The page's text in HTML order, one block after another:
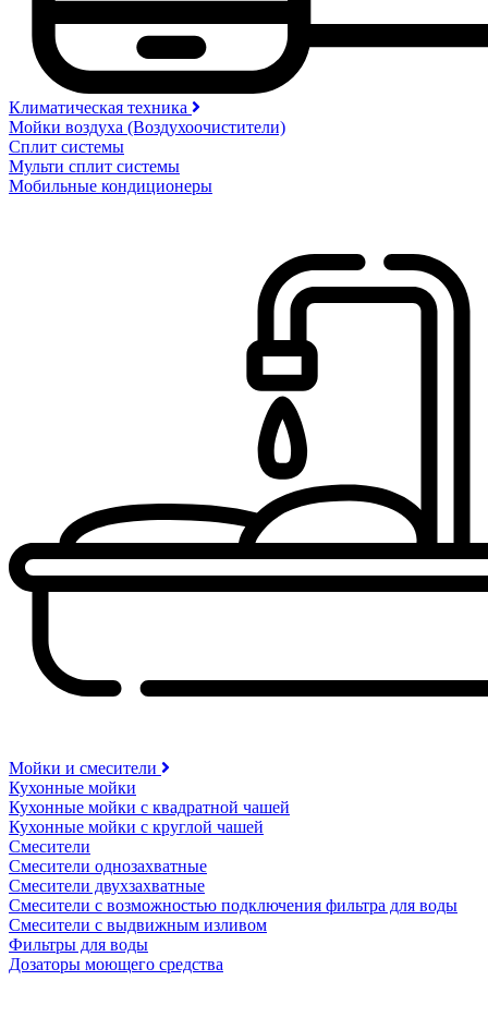
Климатическая техника
Мойки воздуха (Воздухоочистители)
Сплит системы
Мульти сплит системы
Мобильные кондиционеры
Мойки и смесители
Кухонные мойки
Кухонные мойки с квадратной чашей
Кухонные мойки с круглой чашей
Смесители
Смесители однозахватные
Смесители двухзахватные
Смесители с возможностью подключения фильтра для воды
Смесители с выдвижным изливом
Фильтры для воды
Дозаторы моющего средства